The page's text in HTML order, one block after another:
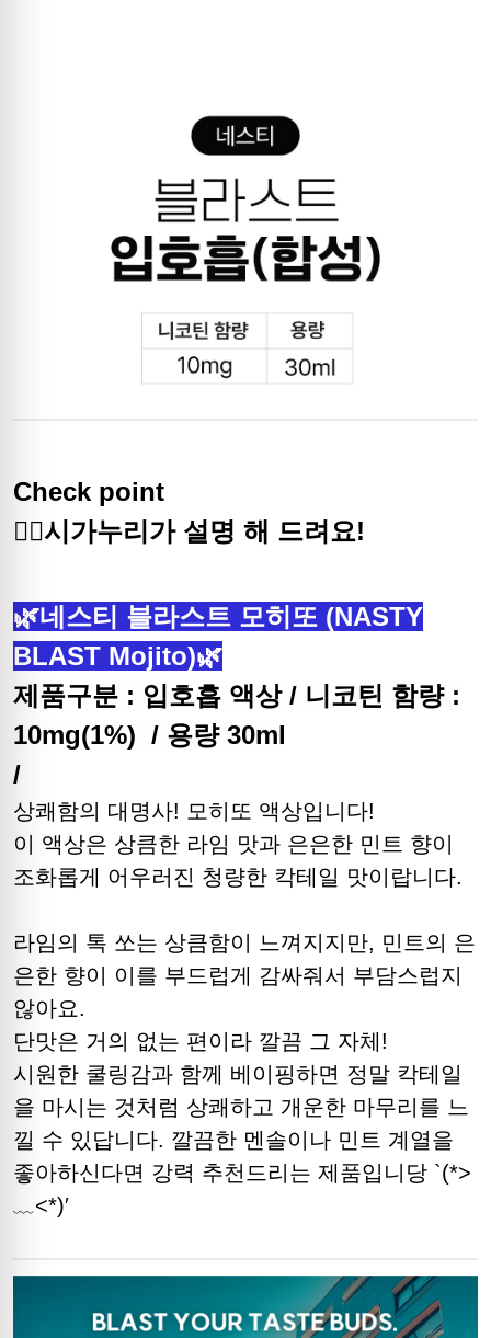
Check point
🙋‍♀️시가누리가 설명 해 드려요!
🌿네스티 블라스트 모히또 (NASTY
BLAST Mojito)🌿
제품구분 : 입호흡 액상 / 니코틴 함량 :
10mg(1%) / 용량 30ml
/
상쾌함의 대명사! 모히또 액상입니다!
이 액상은 상큼한 라임 맛과 은은한 민트 향이
조화롭게 어우러진 청량한 칵테일 맛이랍니다.
라임의 톡 쏘는 상큼함이 느껴지지만, 민트의 은
은한 향이 이를 부드럽게 감싸줘서 부담스럽지
않아요.
단맛은 거의 없는 편이라 깔끔 그 자체!
시원한 쿨링감과 함께 베이핑하면 정말 칵테일
을 마시는 것처럼 상쾌하고 개운한 마무리를 느
낄 수 있답니다. 깔끔한 멘솔이나 민트 계열을
좋아하신다면 강력 추천드리는 제품입니당 `(*>
﹏<*)′